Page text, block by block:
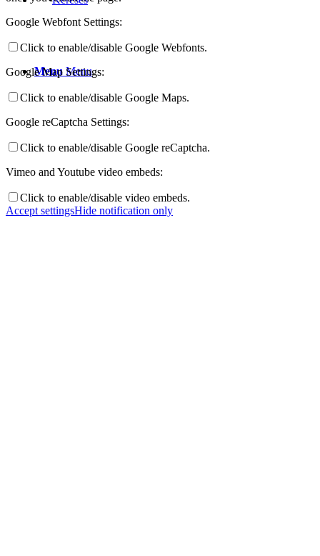
Menu Menu
Google Webfont Settings:
Click to enable/disable Google Webfonts.
Google Map Settings:
Click to enable/disable Google Maps.
Google reCaptcha Settings:
Click to enable/disable Google reCaptcha.
Vimeo and Youtube video embeds:
Click to enable/disable video embeds.
Accept settingsHide notification only